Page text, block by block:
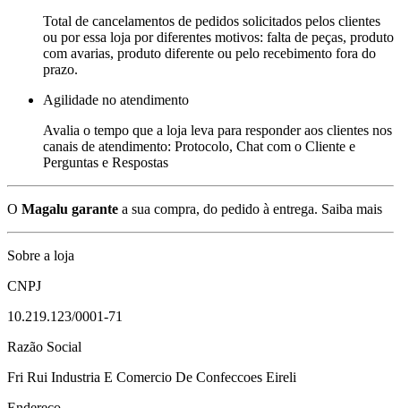
Total de cancelamentos de pedidos solicitados pelos clientes
ou por essa loja por diferentes motivos: falta de peças, produto
com avarias, produto diferente ou pelo recebimento fora do
prazo.
Agilidade no atendimento
Avalia o tempo que a loja leva para responder aos clientes nos
canais de atendimento: Protocolo, Chat com o Cliente e
Perguntas e Respostas
O Magalu garante a sua compra, do pedido à entrega. Saiba mais
Sobre a loja
CNPJ
10.219.123/0001-71
Razão Social
Fri Rui Industria E Comercio De Confeccoes Eireli